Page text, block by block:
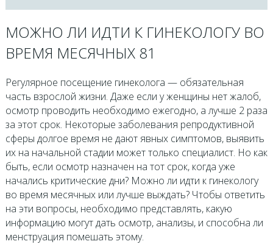
МОЖНО ЛИ ИДТИ К ГИНЕКОЛОГУ ВО
ВРЕМЯ МЕСЯЧНЫХ 81
Регулярное посещение гинеколога — обязательная
часть взрослой жизни. Даже если у женщины нет жалоб,
осмотр проводить необходимо ежегодно, а лучше 2 раза
за этот срок. Некоторые заболевания репродуктивной
сферы долгое время не дают явных симптомов, выявить
их на начальной стадии может только специалист. Но как
быть, если осмотр назначен на тот срок, когда уже
начались критические дни? Можно ли идти к гинекологу
во время месячных или лучше выждать? Чтобы ответить
на эти вопросы, необходимо представлять, какую
информацию могут дать осмотр, анализы, и способна ли
менструация помешать этому.